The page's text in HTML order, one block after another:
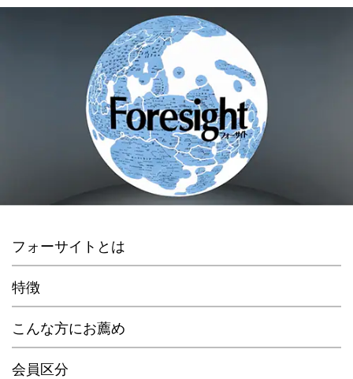
フォーサイトとは
特徴
こんな方にお薦め
会員区分